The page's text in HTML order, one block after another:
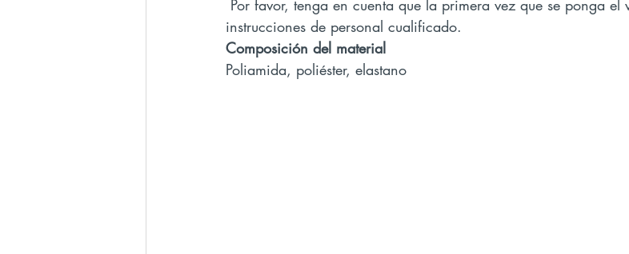
instrucciones de personal cualificado.
Composición del material
Poliamida, poliéster, elastano